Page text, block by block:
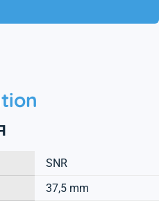
SNR
37,5 mm